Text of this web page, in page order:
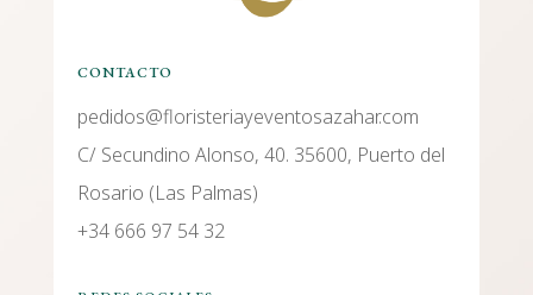
CONTACTO
pedidos@floristeriayeventosazahar.com
C/ Secundino Alonso, 40. 35600, Puerto del
Rosario (Las Palmas)
+34 666 97 54 32